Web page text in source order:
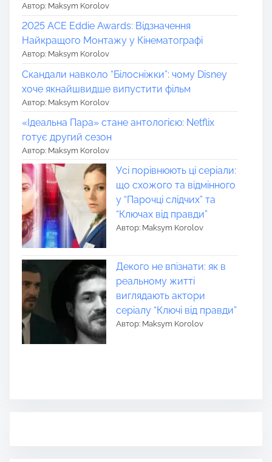
Автор: Maksym Korolov
2025 ACE Eddie Awards: Відзначення
Найкращого Монтажу у Кінематографі
Автор: Maksym Korolov
Скандали навколо “Білосніжки”: чому Disney
хоче якнайшвидше випустити фільм
Автор: Maksym Korolov
«Ідеальна Пара» стане антологією: Netflix
готує другий сезон
Автор: Maksym Korolov
Усі порівнюють ці серіали:
що схожого та відмінного
у “Парочці слідчих” та
“Ключах від правди”
Автор: Maksym Korolov
Декого не впізнати: як в
реальному житті
виглядають актори
серіалу “Ключі від правди”
Автор: Maksym Korolov